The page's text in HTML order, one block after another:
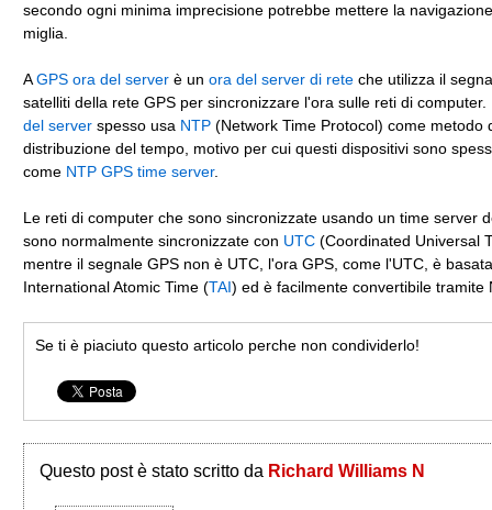
secondo ogni minima imprecisione potrebbe mettere la
miglia.
AGPS ora del server è un ora del server di rete che utilizza il
satelliti della rete GPS per sincronizzare l'ora sulle reti di
del server spesso usa NTP (Network Time Protocol) come metodo
distribuzione del tempo, motivo per cui questi dispositivi sono
come NTP GPS time server.
Le reti di computer che sono sincronizzate usando un time server
sono normalmente sincronizzate con UTC (Coordinated Universal
mentre il segnale GPS non è UTC, l'ora GPS, come l'UTC, è
International Atomic Time (TAI) ed è facilmente convertibile tramite
Se ti è piaciuto questo articolo perche non condividerlo!
Questo post è stato scritto da Richard Williams N